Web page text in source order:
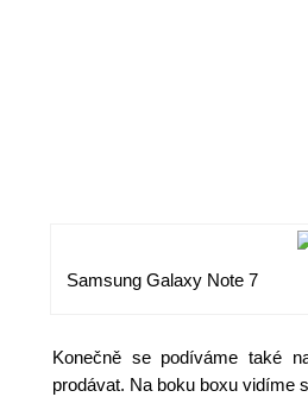
Samsung Galaxy Note 7
Konečně se podíváme také
prodávat. Na boku boxu vidíme